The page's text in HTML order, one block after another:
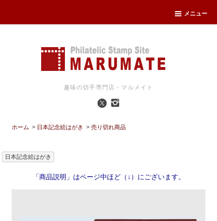
メニュー
趣味の切手専門店・マルメイト
ホーム > 日本記念絵はがき >売り切れ商品
日本記念絵はがき
「商品説明」はページ中ほど（↓）にございます。